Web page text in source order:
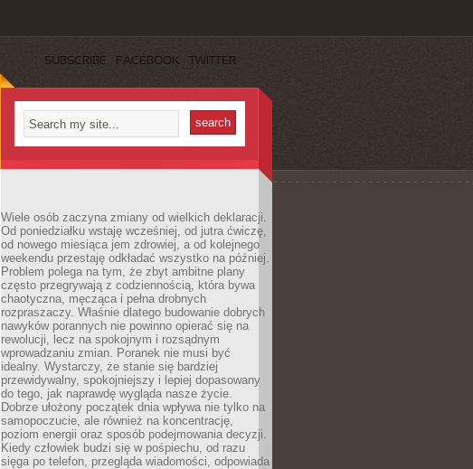
SUBSCRIBE FACEBOOK TWITTER
Wiele osób zaczyna zmiany od wielkich deklaracji.
Od poniedziałku wstaję wcześniej, od jutra ćwiczę,
od nowego miesiąca jem zdrowiej, a od kolejnego
weekendu przestaję odkładać wszystko na później.
Problem polega na tym, że zbyt ambitne plany
często przegrywają z codziennością, która bywa
chaotyczna, męcząca i pełna drobnych
rozpraszaczy. Właśnie dlatego budowanie dobrych
nawyków porannych nie powinno opierać się na
rewolucji, lecz na spokojnym i rozsądnym
wprowadzaniu zmian. Poranek nie musi być
idealny. Wystarczy, że stanie się bardziej
przewidywalny, spokojniejszy i lepiej dopasowany
do tego, jak naprawdę wygląda nasze życie.
Dobrze ułożony początek dnia wpływa nie tylko na
samopoczucie, ale również na koncentrację,
poziom energii oraz sposób podejmowania decyzji.
Kiedy człowiek budzi się w pośpiechu, od razu
sięga po telefon, przegląda wiadomości, odpowiada